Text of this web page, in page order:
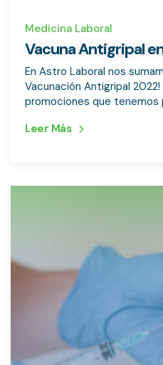
Medicina Laboral
Vacuna Antigripal
En Astro Laboral nos
Vacunación Antigripal
promociones que tenemos
Leer Más